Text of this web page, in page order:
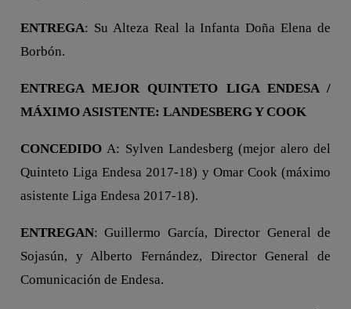
ENTREGA: Su Alteza Real la Infanta Doña Elena de
Borbón.
ENTREGA MEJOR QUINTETO LIGA ENDESA /
MÁXIMO ASISTENTE: LANDESBERG Y COOK
CONCEDIDOA: Sylven Landesberg (mejor alero del
Quinteto Liga Endesa 2017-18) y Omar Cook (máximo
asistente Liga Endesa 2017-18).
ENTREGAN: Guillermo García, Director General de
Sojasún, y Alberto Fernández, Director General de
Comunicación de Endesa.